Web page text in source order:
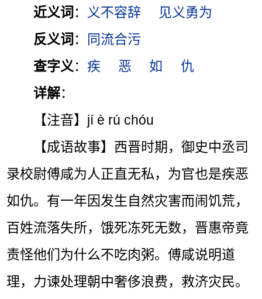
近义词 ： 义不容辞
见义勇为
反义词 ：
同流合污
查字义 ： 疾 恶 如
仇
详解：
【注音】jí è rú chóu
【成语故事】西晋时期，御史中丞司
录校尉傅咸为人正直无私，为官也是疾恶
如仇。有一年因发生自然灾害而闹饥荒，
百姓流落失所，饿死冻死无数，晋惠帝竟
责怪他们为什么不吃肉粥。傅咸说明道
理，力谏处理朝中奢侈浪费，救济灾民。